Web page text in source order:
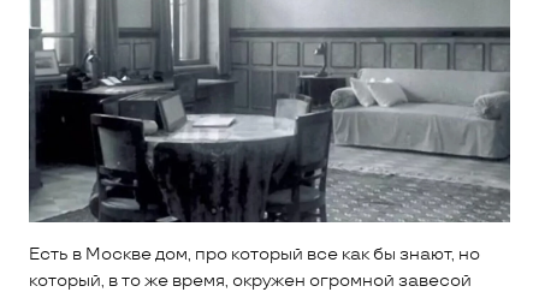
Есть в Москве дом, про который все как бы знают, но
который, в то же время, окружен огромной завесой